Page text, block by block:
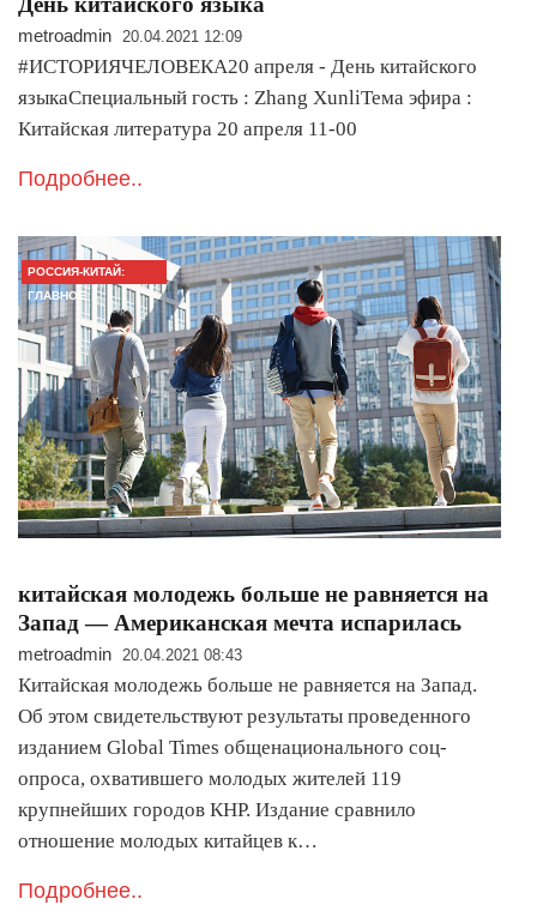
metroadmin 20.04.2021 12:09
#ИСТОРИЯЧЕЛОВЕКА20 апреля - День китайского
языкаСпециальный гость : Zhang XunliТема эфира :
Китайская литература 20 апреля 11-00
Подробнее..
РОССИЯ-КИТАЙ:
ГЛАВНОЕ
китайская молодежь больше не равняется на
Запад — Американская мечта испарилась
metroadmin 20.04.2021 08:43
Китайская молодежь больше не равняется на Запад.
Об этом свидетельствуют результаты проведенного
изданием Global Times общенационального соц-
опроса, охватившего молодых жителей 119
крупнейших городов КНР. Издание сравнило
отношение молодых китайцев к…
Подробнее..